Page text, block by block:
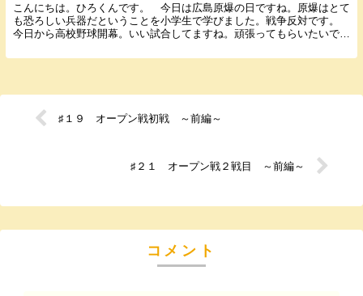
こんにちは。ひろくんです。 今日は広島原爆の日ですね。原爆はとて
も恐ろしい兵器だということを小学生で学びました。戦争反対です。
今日から高校野球開幕。いい試合してますね。頑張ってもらいたいで
♯１９ オープン戦初戦 ～前編～
♯２１ オープン戦２戦目 ～前編～
コメント